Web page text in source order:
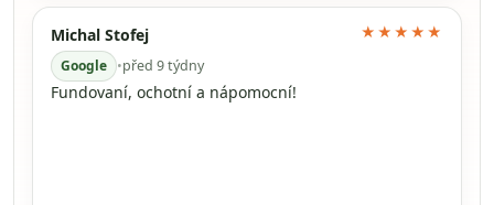
Michal Stofej
Google •před 9 týdny
★★★★★
Fundovaní, ochotní a nápomocní!